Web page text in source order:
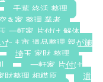
千葉 終活 整理
き家 整理 業者
一軒家 片付け 解体
たま市 遺品整理 親が施
埼玉 家財 整理
一軒家 片付け
財整理 相模原
遺